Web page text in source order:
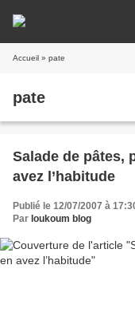
Accueil » pate
pate
Salade de pâtes,
avez l’habitude
Publié le 12/07/2007 à
Par loukoum blog